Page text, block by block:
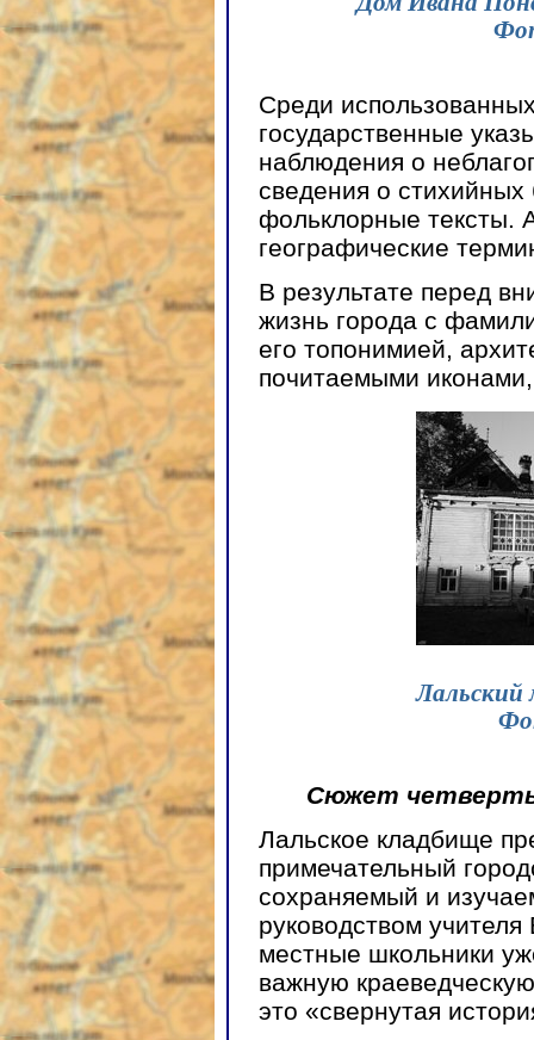
Среди
государственные
наблюдения о
сведения о
фольклорные тексты.
географические
В результате перед
жизнь города с
его топонимией,
почитаемыми
Лальский
Сюжет
Лальское кладбище
примечательный
сохраняемый и
руководством
местные школьники
важную
это «свернутая